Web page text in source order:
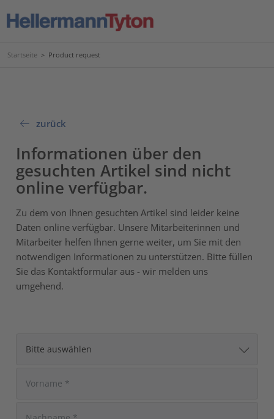
Startseite > Product request
zurück
Informationen über den
gesuchten Artikel sind nicht
online verfügbar.
Zu dem von Ihnen gesuchten Artikel sind leider keine
Daten online verfügbar. Unsere Mitarbeiterinnen und
Mitarbeiter helfen Ihnen gerne weiter, um Sie mit den
notwendigen Informationen zu unterstützen. Bitte füllen
Sie das Kontaktformular aus - wir melden uns
umgehend.